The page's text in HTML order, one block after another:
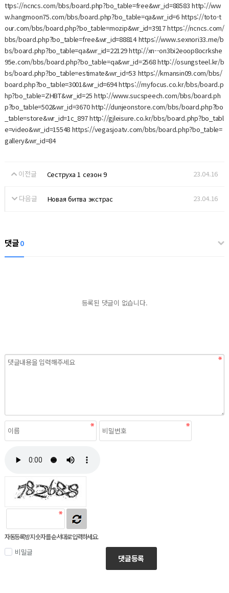
ttps://ncncs.com/bbs/board.php?bo_table=free&wr_id=88583 http://ww
w.hangmoon75.com/bbs/board.php?bo_table=qa&wr_id=6 https://toto-t
our.com/bbs/board.php?bo_table=mozip&wr_id=3917 https://ncncs.com/
bbs/board.php?bo_table=free&wr_id=88814 https://www.sexnori33.me/b
bs/board.php?bo_table=qa&wr_id=22129 http://xn--on3bi2eoop8ocrkshe
95e.com/bbs/board.php?bo_table=qa&wr_id=2568 http://osungsteel.kr/b
bs/board.php?bo_table=estimate&wr_id=53 https://kmansin09.com/bbs/
board.php?bo_table=3001&wr_id=694 https://myfocus.co.kr/bbs/board.p
hp?bo_table=ZHBT&wr_id=25 http://www.sucspeech.com/bbs/board.ph
p?bo_table=502&wr_id=3670 http://dunjeonstore.com/bbs/board.php?bo
_table=store&wr_id=1c_897 http://gjleisure.co.kr/bbs/board.php?bo_tabl
e=video&wr_id=15548 https://vegasjoatv.com/bbs/board.php?bo_table=
gallery&wr_id=84
이전글 Сеструха 1 сезон 9 23.04.16
다음글 Новая битва экстрас 23.04.16
댓글0
등록된 댓글이 없습니다.
자동등록방지 숫자를 순서대로 입력하세요.
비밀글
댓글등록